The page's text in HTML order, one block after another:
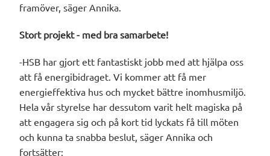
framöver, säger Annika.
Stort projekt - med bra samarbete!
-HSB har gjort ett fantastiskt jobb med att hjälpa oss
att få energibidraget. Vi kommer att få mer
energieffektiva hus och mycket bättre inomhusmiljö.
Hela vår styrelse har dessutom varit helt magiska på
att engagera sig och på kort tid lyckats få till möten
och kunna ta snabba beslut, säger Annika och
fortsätter: